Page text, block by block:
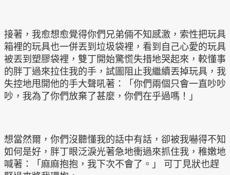
接著，我愈想愈覺得你們兄弟倆不知感激，索性把玩具
箱裡的玩具也一併丟到垃圾袋裡，看到自己心愛的玩具
被丟到塑膠袋裡，雙丁開始驚慌失措地哭起來，較懂事
的胖丁過來拉住我的手，試圖阻止我繼續丟掉玩具，我
失控地甩開他的手大聲吼著：「你們兩個只會一直吵吵
吵，我為了你們放棄了甚麼，你們在乎過嗎！」
想當然爾，你們沒聽懂我的話中有話，卻被我嚇得不知
如何是好，胖丁眼泛淚光著急地衝過來抓住我，稚嫩地
喊著：「麻麻抱抱，我下次不會了。」 可丁見狀也趕